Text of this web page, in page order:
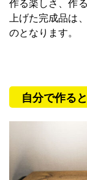
作る楽しさ、作
上げた完成品は
のとなります。
自分で作る